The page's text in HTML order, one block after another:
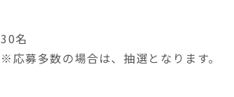
30名
※応募多数の場合は、抽選となります。